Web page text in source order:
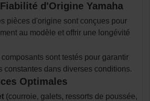
d'Origine Yamaha
pièces d'origine sont conçues pour
au modèle et offrir une longévité
composants sont testés pour garantir
constantes dans diverses conditions.
Optimales
(courroie, galets, ressorts de poussée,